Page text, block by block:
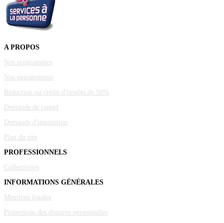
A PROPOS
Nos programmes
Nos engagements
Réduction ou crédit d'impôts de 50%
Demande de rappel
Demande d'inscription
Plan du site
PROFESSIONNELS
Collectivités
INFORMATIONS GÉNÉRALES
Mentions légales
Protections des données personnelles